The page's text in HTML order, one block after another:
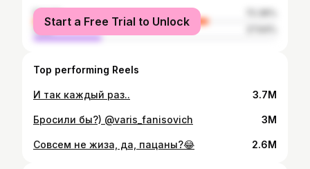
female
male
Start a Free Trial to Unlock
Top performing Reels
И так каждый раз.. 3.7M
Бросили бы?) @varis_fanisovich 3M
Совсем не жиза, да, пацаны?😂 2.6M